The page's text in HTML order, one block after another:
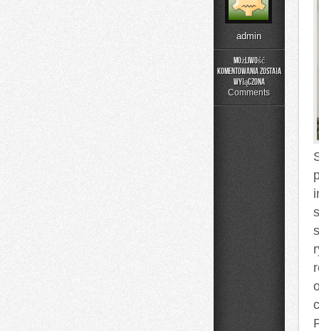
admin
Możliwość
komentowania
Size
została
wyłączona
Comments